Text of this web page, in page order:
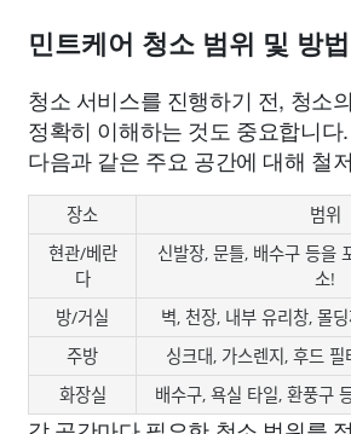
민트케어 청소 범위 및 방법
청소 서비스를 진행하기 전, 청소
정확히 이해하는 것도 중요합니
다음과 같은 주요 공간에 대해 철
장소
범위
현관/베란
다
신발장, 문틀, 배수구 등을
소!
방/거실
벽, 천장, 내부 유리창, 몰
주방
싱크대, 가스렌지, 후드
화장실
배수구, 욕실 타일, 환풍구